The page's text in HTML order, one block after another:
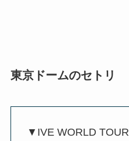
東京ドームのセトリ
▼IVE WORLD TOUR